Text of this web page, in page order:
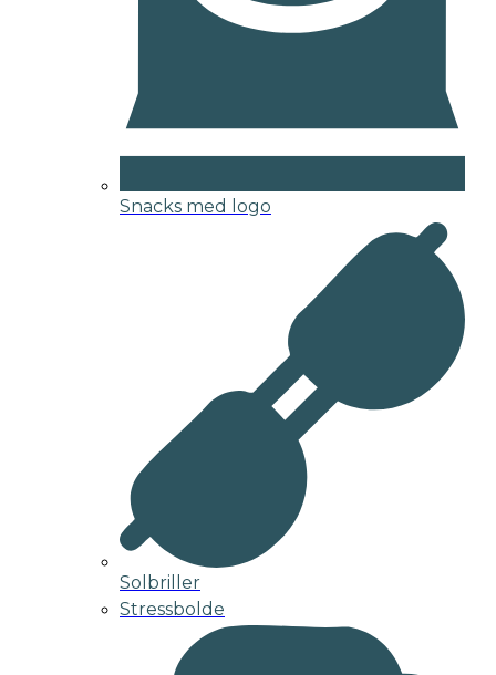
Snacks med logo
Solbriller
Stressbolde